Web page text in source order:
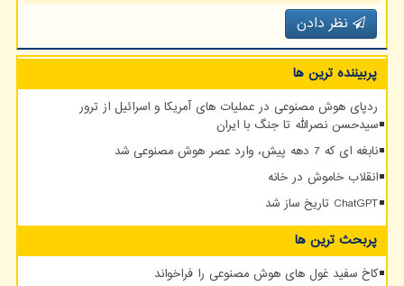
نظر دادن
پربیننده ترین ها
ردپای هوش مصنوعی در عملیات های آمریکا و اسرائیل از ترور
سیدحسن نصرالله تا جنگ با ایران
نابغه ای که 7 دهه پیش، وارد عصر هوش مصنوعی شد
انقلاب خاموش در خانه
ChatGPT تاریخ ساز شد
پربحث ترین ها
کاخ سفید غول های هوش مصنوعی را فراخواند